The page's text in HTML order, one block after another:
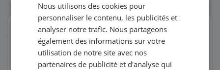
ORIGINAL
RÉFÉRENCE DU PRODUIT
FRÉQUENCE
Nous utilisons des cookies pour
personnaliser le contenu, les publicités et
analyser notre trafic. Nous partageons
également des informations sur votre
utilisation de notre site avec nos
partenaires de publicité et d'analyse qui